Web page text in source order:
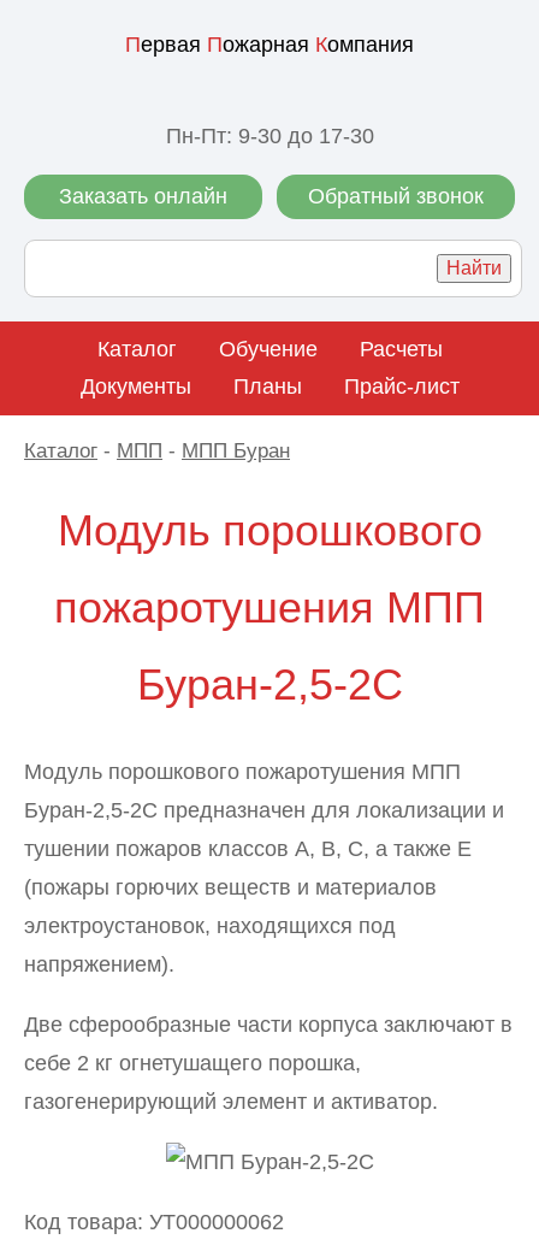
Первая Пожарная Компания
Пн-Пт: 9-30 до 17-30
Заказать онлайн Обратный звонок
Каталог Обучение
Расчеты
Документы
Планы Прайс-лист
Каталог - МПП - МПП Буран
Модуль порошкового
пожаротушения МПП
Буран-2,5-2С
Модуль порошкового пожаротушения МПП
Буран-2,5-2С предназначен для локализации и
тушении пожаров классов А, В, С, а также Е
(пожары горючих веществ и материалов
электроустановок, находящихся под
напряжением).
Две сферообразные части корпуса заключают в
себе 2 кг огнетушащего порошка,
газогенерирующий элемент и активатор.
Код товара: УТ000000062